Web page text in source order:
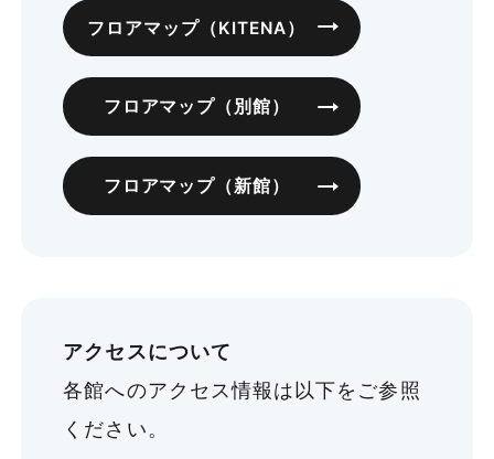
フロアマップ（KITENA）
フロアマップ（別館）
フロアマップ（新館）
アクセスについて
各館へのアクセス情報は以下をご参照
ください。